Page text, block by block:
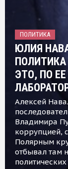
ПОЛИТИКА
ЮЛИЯ
ЭТО, ПО
Алексей
Владимира
коррупцией,
Полярным
отбывал там
политических